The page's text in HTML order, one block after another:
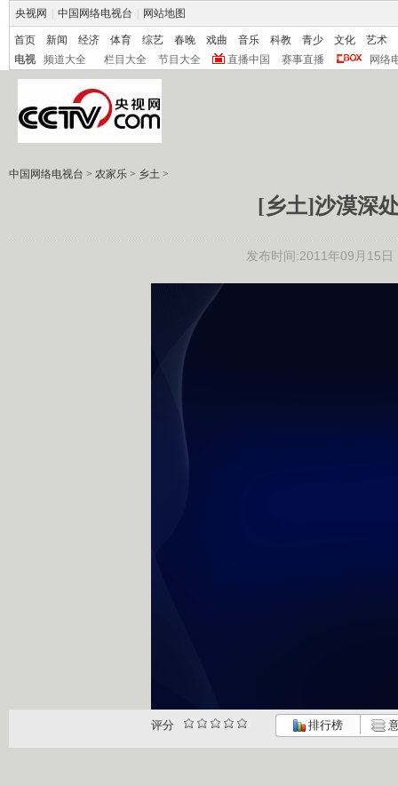
央视网 中国网络电视台 网站地图
首页 新闻 经济 体育 综艺 春晚 戏曲 音乐 科教 青少 文化
艺术
电视
频道大全 栏目大全 节目大全 直播中国 赛事直播 网络
中国网络电视台 > 农家乐 > 乡土 >
[乡土]沙漠深
发布时间:2011年09月15
评分 排行榜